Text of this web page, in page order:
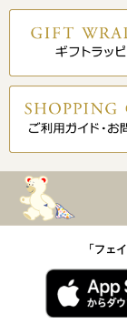
「フェ